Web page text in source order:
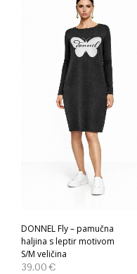
DONNEL Fly – pamučna
haljina s leptir motivom
S/M veličina
39.00€